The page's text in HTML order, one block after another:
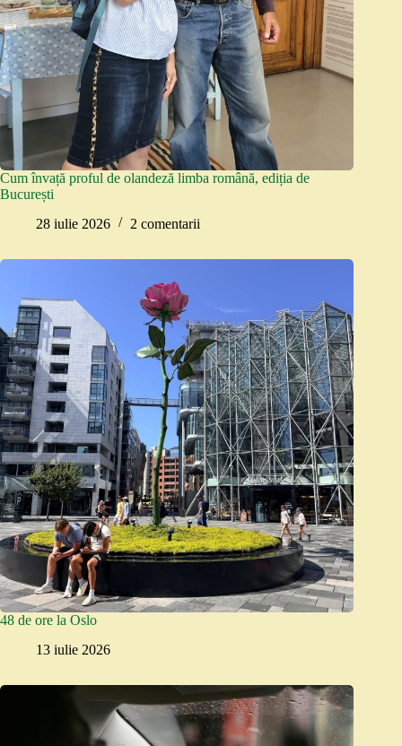
Cum învață proful de olandeză limba română, ediția de
București
28 iulie 2026
2 comentarii
48 de ore la Oslo
13 iulie 2026